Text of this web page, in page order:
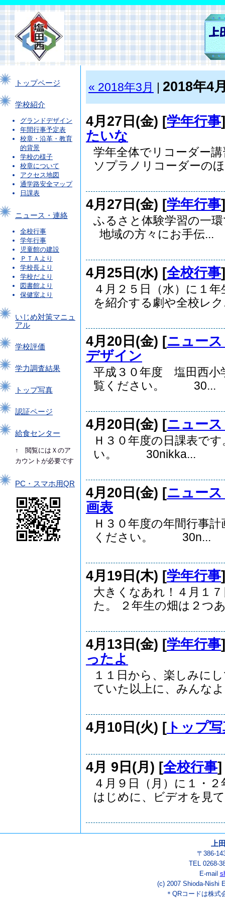
トップページ
学校紹介
グランドデザイン
年間行事予定表
校章・沿革・教育
的背景
学校の様子
校章について
アクセス地図
通学路安全マップ
日課表
ニュース・連絡
全校行事
学年行事
児童館の建設
ＰＴＡより
学校長より
学校だより
図書館より
保健室より
いじめ対策マニュ
アル
学校評価
学力調査結果
トップ写真
認証ページ
給食センター
↑ 閲覧にはＸのア
カウントが必要です
PC・スマホ用QR
« 2018年3月 2018年4
4月27日(金) [学年行事
たいな
学年全体でリコーダー
ソプラノリコーダーの
4月27日(金) [学年行事
ふるさと体験学習の一
地域の方々にお手伝...
4月25日(水) [全校行事
４月２５日（水）に１
を紹介する劇や全校レ
4月20日(金) [ニュー
デザイン
平成３０年度 塩田西小
覧ください。 30...
4月20日(金) [ニュー
Ｈ３０年度の日課表で
い。 30nikka...
4月20日(金) [ニュー
画表
Ｈ３０年度の年間行事
ください。 30n...
4月19日(木) [学年行事
大きくなあれ！４月１
た。 ２年生の畑は２つ
4月13日(金) [学年行事
ったよ
１１日から、楽しみに
ていた以上に、みんな
4月10日(火) [ トップ
4月 9日(月) [全校行事
４月９日（月）に１・
はじめに、ビデオを見
上
〒386-
TEL 0268-
E-mail
(c) 2007 Shioda-Nishi
＊QRコードは株式